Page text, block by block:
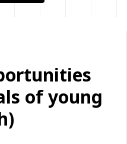
of young